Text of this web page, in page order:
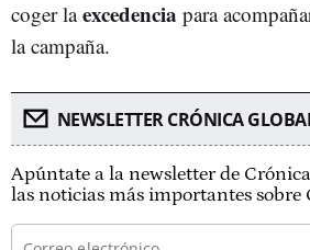
coger laexcedencia para
la campaña.
NEWSLETTER CRÓNICA
Apúntate a la newsletter de
las noticias más importantes sobre